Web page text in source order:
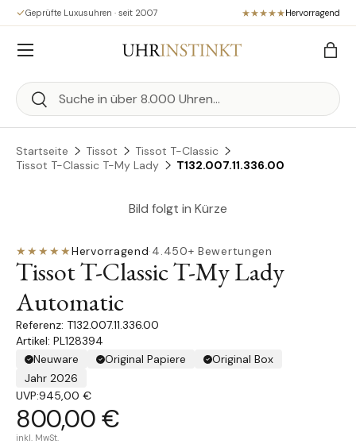
Direkt zum Inhalt
Geprüfte Luxusuhren · seit 2007 Hervorragend
Suchen
Suchen
Menü
Startseite Tissot
Tissot T-Classic
Tissot T-Classic T-My Lady
T132.007.11.336.00
Bild folgt in Kürze
★★★★★Hervorragend·4.450+ Bewertungen
Tissot T-Classic T-My Lady
Automatic
T132.007.11.336.00
Artikel: PL128394
Neuware
Original Papiere
Original Box
Jahr 2026
UVP:945,00 €
800,00 €
inkl. MwSt.